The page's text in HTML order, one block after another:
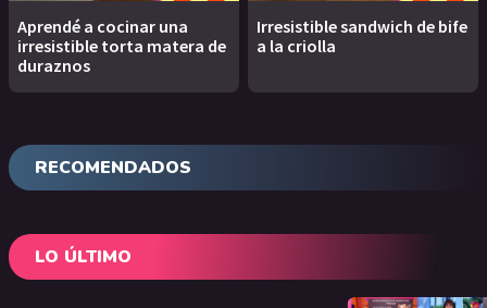
Aprendé a cocinar una
irresistible torta matera de
duraznos
Irresistible sandwich de bife
a la criolla
RECOMENDADOS
LO ÚLTIMO